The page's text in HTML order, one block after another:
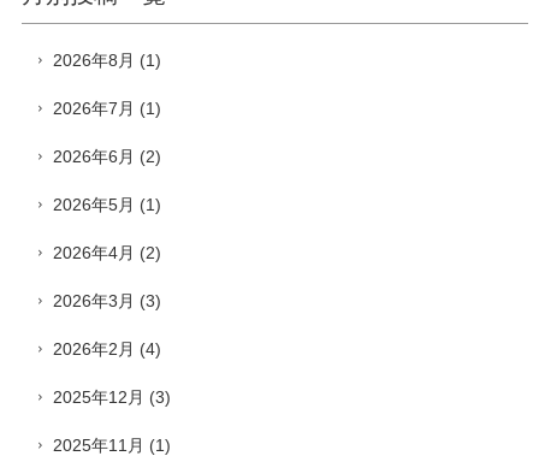
2026年8月 (1)
2026年7月 (1)
2026年6月 (2)
2026年5月 (1)
2026年4月 (2)
2026年3月 (3)
2026年2月 (4)
2025年12月 (3)
2025年11月 (1)